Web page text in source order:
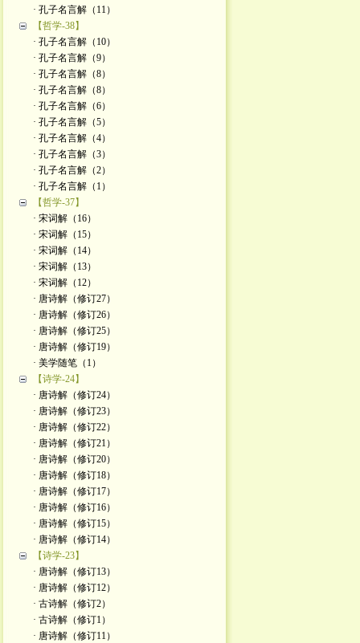
· 孔子名言解（11）
【哲学-38】
· 孔子名言解（10）
· 孔子名言解（9）
· 孔子名言解（8）
· 孔子名言解（8）
· 孔子名言解（6）
· 孔子名言解（5）
· 孔子名言解（4）
· 孔子名言解（3）
· 孔子名言解（2）
· 孔子名言解（1）
【哲学-37】
· 宋词解（16）
· 宋词解（15）
· 宋词解（14）
· 宋词解（13）
· 宋词解（12）
· 唐诗解（修订27）
· 唐诗解（修订26）
· 唐诗解（修订25）
· 唐诗解（修订19）
· 美学随笔（1）
【诗学-24】
· 唐诗解（修订24）
· 唐诗解（修订23）
· 唐诗解（修订22）
· 唐诗解（修订21）
· 唐诗解（修订20）
· 唐诗解（修订18）
· 唐诗解（修订17）
· 唐诗解（修订16）
· 唐诗解（修订15）
· 唐诗解（修订14）
【诗学-23】
· 唐诗解（修订13）
· 唐诗解（修订12）
· 古诗解（修订2）
· 古诗解（修订1）
· 唐诗解（修订11）